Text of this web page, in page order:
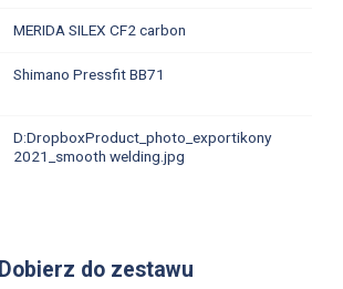
MERIDA SILEX CF2 carbon
Shimano Pressfit BB71
D:DropboxProduct_photo_exportikony
2021_smooth welding.jpg
Dobierz do zestawu